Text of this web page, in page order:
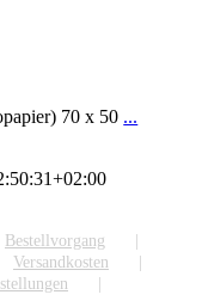
70 x 50 ...
Bestellvorgang
Versandkosten